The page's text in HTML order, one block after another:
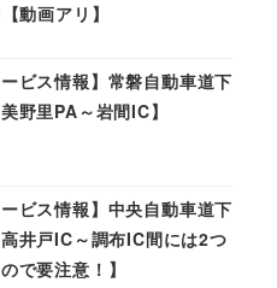
動画アリ】
ービス情報】常磐自動車道下
野里PA～岩間IC】
ービス情報】中央自動車道下
井戸IC～調布IC間には2つ
で要注意！】